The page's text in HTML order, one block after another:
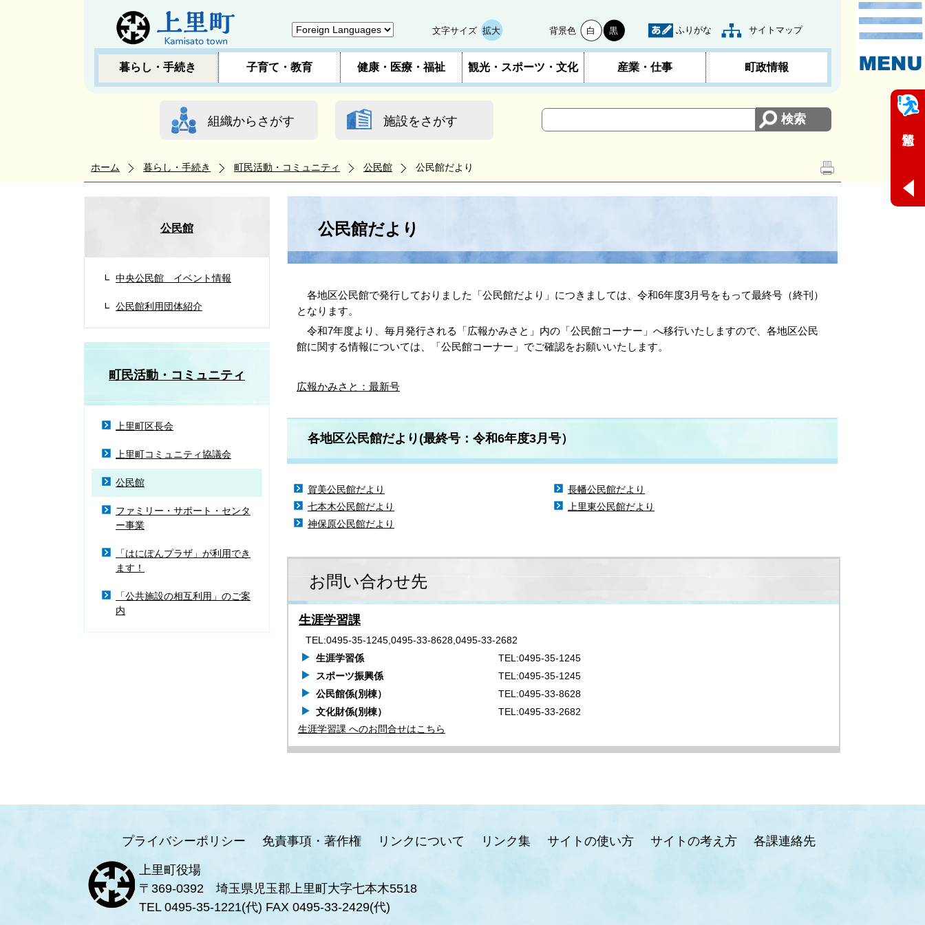
文字サイズ 拡大 背景色 白 黒 ふりがな サイトマップ
暮らし・手続き 子育て・教育 健康・医療・福祉 観光・スポーツ・文化 産業・仕事 町政情報
組織からさがす 施設をさがす
ホーム 暮らし・手続き 町民活動・コミュニティ 公民館 公民館だより
公民館
中央公民館 イベント情報
公民館利用団体紹介
町民活動・コミュニティ
上里町区長会
上里町コミュニティ協議会
公民館
ファミリー・サポート・センタ
ー事業
「はにぽんプラザ」が利用でき
ます！
「公共施設の相互利用」のご案
内
公民館だより
各地区公民館で発行しておりました「公民館だより」につきましては、令和6年度3月号をもって最終号（終刊）
となります。
令和7年度より、毎月発行される「広報かみさと」内の「公民館コーナー」へ移行いたしますので、各地区公民
館に関する情報については、「公民館コーナー」でご確認をお願いいたします。
広報かみさと：最新号
各地区公民館だより(最終号：令和6年度3月号）
賀美公民館だより
長幡公民館だより
七本木公民館だより
上里東公民館だより
神保原公民館だより
お問い合わせ先
生涯学習課
TEL:0495-35-1245,0495-33-8628,0495-33-2682
生涯学習係
TEL:0495-35-1245
スポーツ振興係
TEL:0495-35-1245
公民館係(別棟）
TEL:0495-33-8628
文化財係(別棟）
TEL:0495-33-2682
生涯学習課 へのお問合せはこちら
プライバシーポリシー 免責事項・著作権 リンクについて リンク集 サイトの使い方 サイトの考え方 各課連絡先
上里町役場
〒369-0392 埼玉県児玉郡上里町大字七本木5518
TEL 0495-35-1221(代) FAX 0495-33-2429(代)